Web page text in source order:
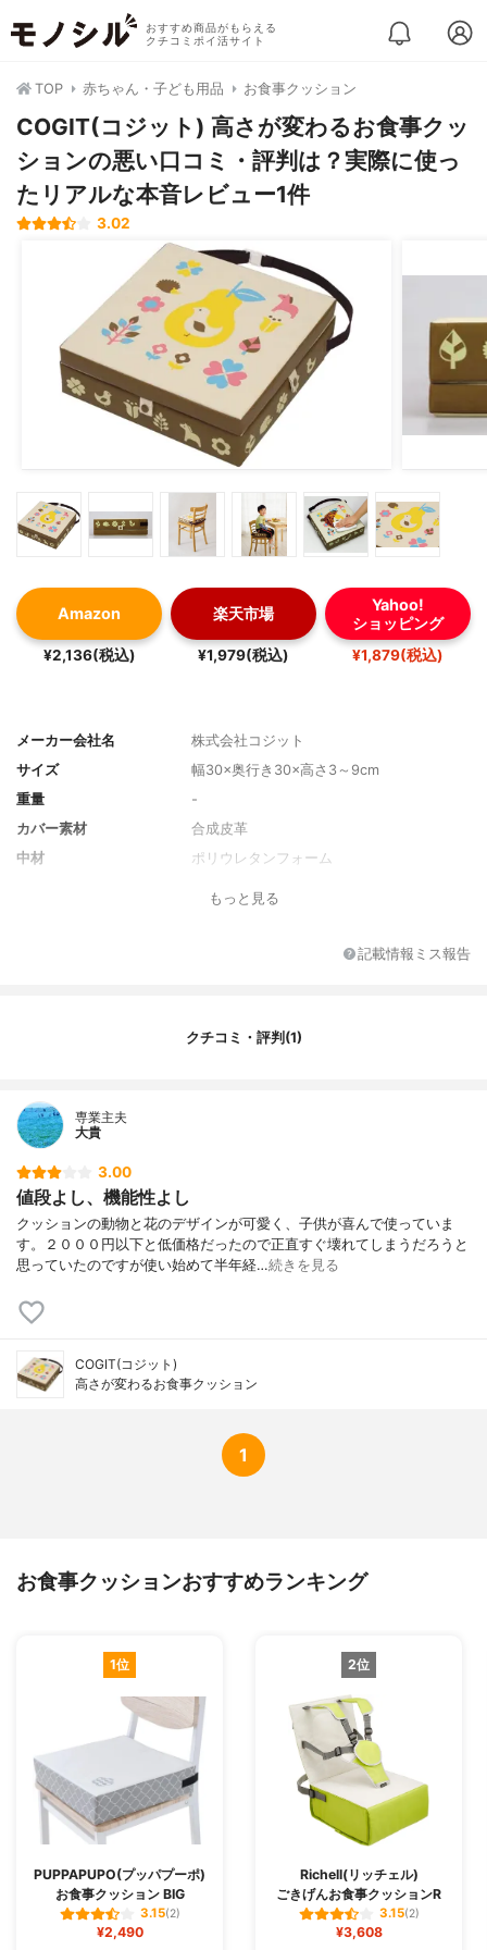
おすすめ商品がもらえる
クチコミポイ活サイト
TOP 赤ちゃん・子ども用品 お食事クッション
COGIT(コジット) 高さが変わるお食事クッ
ションの悪い口コミ・評判は？実際に使っ
たリアルな本音レビュー1件
3.02
Amazon
¥2,136(税込)
楽天市場
¥1,979(税込)
Yahoo!
ショッピング
¥1,879(税込)
メーカー会社名
株式会社コジット
サイズ
幅30×奥行き30×高さ3～9cm
重量
-
カバー素材
合成皮革
中材
ポリウレタンフォーム
高さ調節3段階、固定用のひもあり
もっと見る
記載情報ミス報告
クチコミ・評判(1)
専業主夫
大貴
3.00
値段よし、機能性よし
クッションの動物と花のデザインが可愛く、子供が喜んで使っていま
す。２０００円以下と低価格だったので正直すぐ壊れてしまうだろうと
思っていたのですが使い始めて半年経…続きを見る
COGIT(コジット)
高さが変わるお食事クッション
1
お食事クッションおすすめランキング
1位
PUPPAPUPO(プッパプーポ)
お食事クッション BIG
3.15(2)
¥2,490
2位
Richell(リッチェル)
ごきげんお食事クッションR
3.15(2)
¥3,608